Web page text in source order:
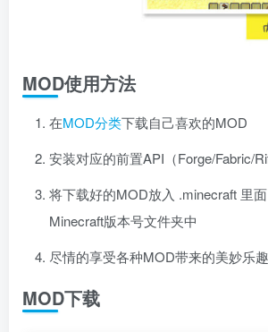
MOD使用方法
在MOD分类下载自己喜欢的MOD
安装对应的前置API（Forge/Fabric/
将下载好的MOD放入 .minecraft 里
Minecraft版本号文件夹中
尽情的享受各种MOD带来的美妙乐
MOD下载